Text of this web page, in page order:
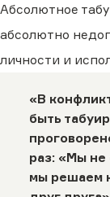
Абсолютное
абсолютно
личности и
«В
быть
раз: «Мы не
мы решаем